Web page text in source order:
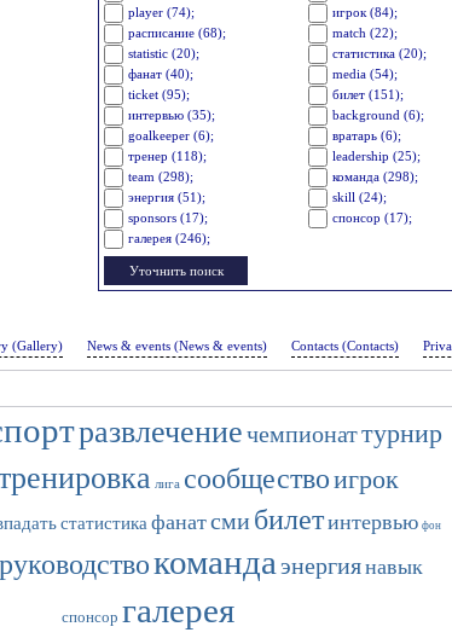
player (74);
игрок (84);
расписание (68);
match (22);
statistic (20);
статистика (20);
фанат (40);
media (54);
ticket (95);
билет (151);
интервью (35);
background (6);
goalkeeper (6);
вратарь (6);
тренер (118);
leadership (25);
team (298);
команда (298);
энергия (51);
skill (24);
sponsors (17);
спонсор (17);
галерея (246);
(Gallery) News & events (News & events) Contacts (Contacts)
развлечениечемпионаттурнир
лига сообществоигрок
статистика фанатсми билетинтервью фон
руководствокоманда энергиянавык
спонсор галерея